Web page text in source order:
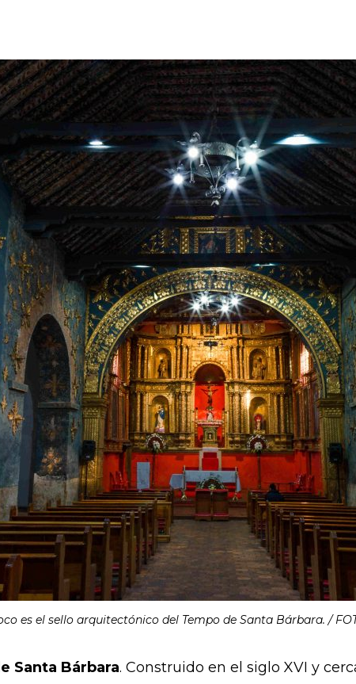
es el sello arquitectónico del Tempo de Santa Bárbara. /
Santa Bárbara. Construido en el siglo XVI y